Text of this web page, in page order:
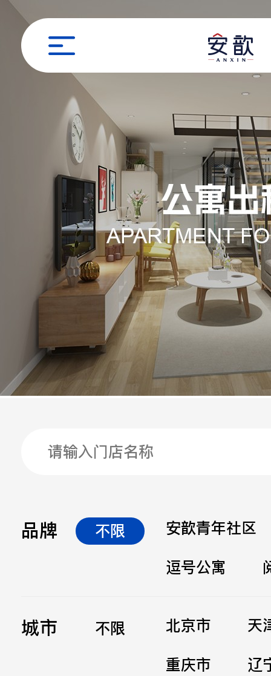
品牌 不限
安歆青年社区
逗号公寓
城市 不限 北京市
天
重庆市
辽
职位申请
姓名
手机
公司
邮箱
留言
立即提交